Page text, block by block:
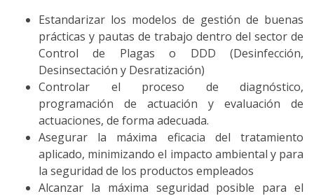
Estandarizar los modelos de gestión de buenas
prácticas y pautas de trabajo dentro del sector de
Control de Plagas o DDD (Desinfección,
Desinsectación y Desratización)
Controlar el proceso de diagnóstico,
programación de actuación y evaluación de
actuaciones, de forma adecuada.
Asegurar la máxima eficacia del tratamiento
aplicado, minimizando el impacto ambiental y para
la seguridad de los productos empleados
Alcanzar la máxima seguridad posible para el